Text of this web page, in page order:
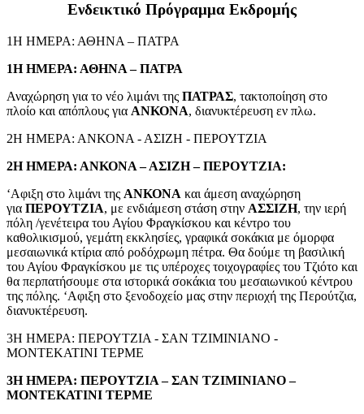
Ενδεικτικό Πρόγραμμα Εκδρομής
1Η ΗΜΕΡΑ: ΑΘΗΝΑ – ΠΑΤΡΑ
1Η ΗΜΕΡΑ: ΑΘΗΝΑ – ΠΑΤΡΑ
Αναχώρηση για το νέο λιμάνι της ΠΑΤΡΑΣ, τακτοποίηση στο
πλοίο και απόπλους για ΑΝΚΟΝΑ, διανυκτέρευση εν πλω.
2Η ΗΜΕΡΑ: ΑΝΚΟΝΑ - ΑΣΙΖΗ - ΠΕΡΟΥΤΖΙΑ
2Η ΗΜΕΡΑ: ΑΝΚΟΝΑ – ΑΣΙΖΗ – ΠΕΡΟΥΤΖΙΑ:
‘Αφιξη στο λιμάνι της ΑΝΚΟΝΑ και άμεση αναχώρηση
για ΠΕΡΟΥΤΖΙΑ, με ενδιάμεση στάση στην ΑΣΣΙΖΗ, την ιερή
πόλη /γενέτειρα του Αγίου Φραγκίσκου και κέντρο του
καθολικισμού, γεμάτη εκκλησίες, γραφικά σοκάκια με όμορφα
μεσαιωνικά κτίρια από ροδόχρωμη πέτρα. Θα δούμε τη βασιλική
του Αγίου Φραγκίσκου με τις υπέροχες τοιχογραφίες του Τζιότο και
θα περπατήσουμε στα ιστορικά σοκάκια του μεσαιωνικού κέντρου
της πόλης. ‘Αφιξη στο ξενοδοχείο μας στην περιοχή της Περούτζια,
διανυκτέρευση.
3Η ΗΜΕΡΑ: ΠΕΡΟΥΤΖΙΑ - ΣΑΝ ΤΖΙΜΙΝΙΑΝΟ -
ΜΟΝΤΕΚΑΤΙΝΙ ΤΕΡΜΕ
3Η ΗΜΕΡΑ: ΠΕΡΟΥΤΖΙΑ – ΣΑΝ ΤΖΙΜΙΝΙΑΝΟ –
ΜΟΝΤΕΚΑΤΙΝΙ ΤΕΡΜΕ